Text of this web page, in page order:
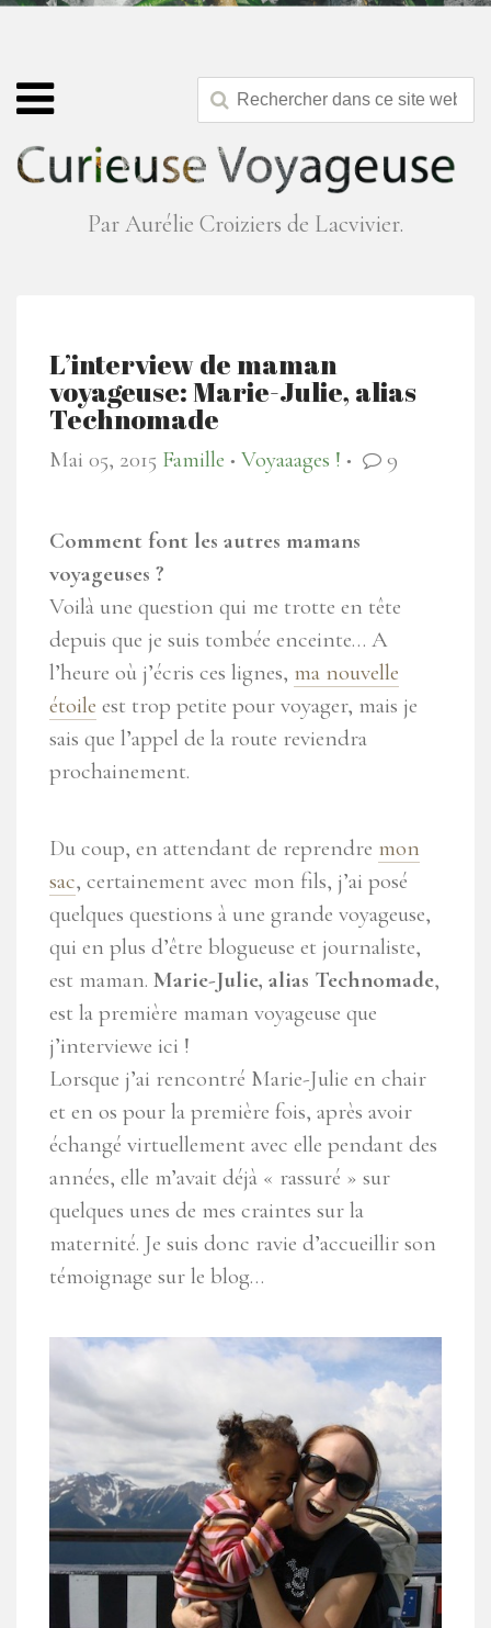
Par Aurélie Croiziers de Lacvivier.
L’interview de maman
voyageuse: Marie-Julie, alias
Technomade
Mai 05, 2015 Famille ● Voyaaages ! ● 9
Comment font les autres mamans
voyageuses ?
Voilà une question qui me trotte en tête
depuis que je suis tombée enceinte… A
l’heure où j’écris ces lignes, ma nouvelle
étoile est trop petite pour voyager, mais je
sais que l’appel de la route reviendra
prochainement.
Du coup, en attendant de reprendre mon
sac, certainement avec mon fils, j’ai posé
quelques questions à une grande voyageuse,
qui en plus d’être blogueuse et journaliste,
est maman. Marie-Julie, alias Technomade,
est la première maman voyageuse que
j’interviewe ici !
Lorsque j’ai rencontré Marie-Julie en chair
et en os pour la première fois, après avoir
échangé virtuellement avec elle pendant des
années, elle m’avait déjà « rassuré » sur
quelques unes de mes craintes sur la
maternité. Je suis donc ravie d’accueillir son
témoignage sur le blog…